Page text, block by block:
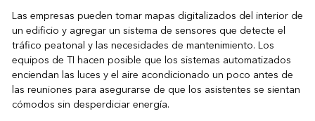
Las empresas pueden tomar mapas digitalizados del interior de
un edificio y agregar un sistema de sensores que detecte el
tráfico peatonal y las necesidades de mantenimiento. Los
equipos de TI hacen posible que los sistemas automatizados
enciendan las luces y el aire acondicionado un poco antes de
las reuniones para asegurarse de que los asistentes se sientan
cómodos sin desperdiciar energía.